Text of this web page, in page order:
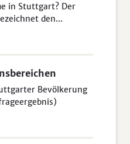
in Stuttgart? Der
den...
Bevölkerung